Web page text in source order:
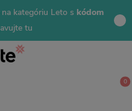
na kategóriu Leto s kódom
tu
0